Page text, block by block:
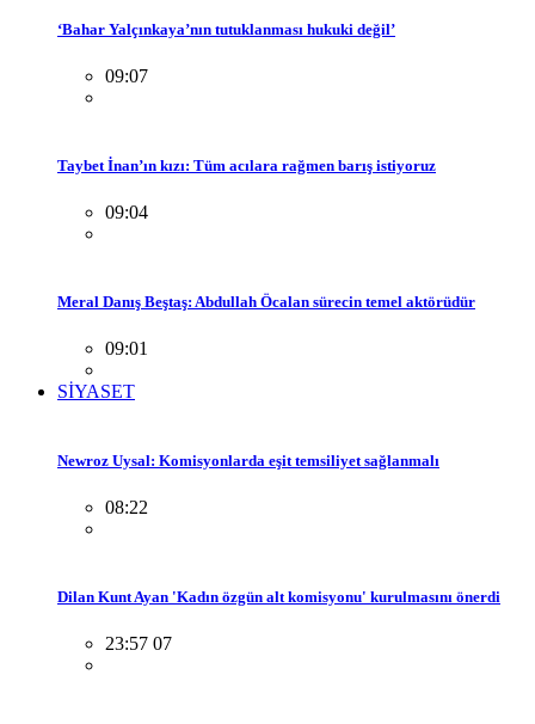
‘Bahar Yalçınkaya’nın tutuklanması hukuki değil’
09:07
Taybet İnan’ın kızı: Tüm acılara rağmen barış istiyoruz
09:04
Meral Danış Beştaş: Abdullah Öcalan sürecin temel aktörüdür
09:01
SİYASET
Newroz Uysal: Komisyonlarda eşit temsiliyet sağlanmalı
08:22
Dilan Kunt Ayan 'Kadın özgün alt komisyonu' kurulmasını önerdi
23:57 07